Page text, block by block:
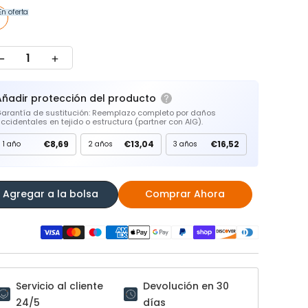
oferta
protección del producto
de sustitución: Reemplazo completo por daños
en tejido o estructura (partner con AIG).
1 año €8,69 2 años €13,04 3 años €16,52
Agregar a la bolsa Comprar Ahora
Servicio al cliente
24/5
Devolución en 30
días